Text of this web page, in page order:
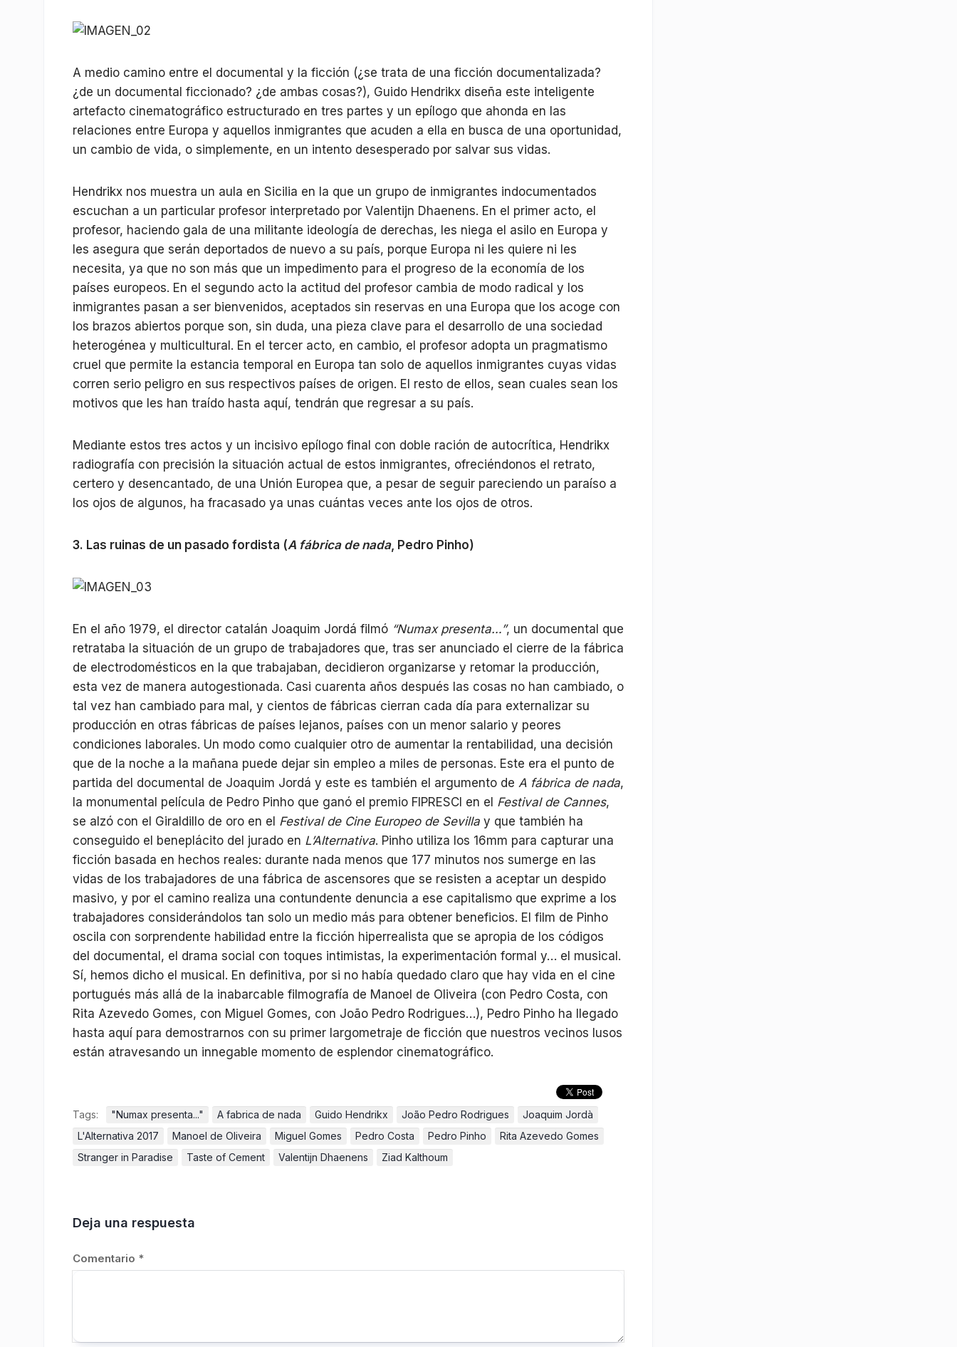
A medio camino entre el documental y la ficción (¿se trata de una ficción documentalizada?
¿de un documental ficcionado? ¿de ambas cosas?), Guido Hendrikx diseña este inteligente
artefacto cinematográfico estructurado en tres partes y un epílogo que ahonda en las
relaciones entre Europa y aquellos inmigrantes que acuden a ella en busca de una oportunidad,
un cambio de vida, o simplemente, en un intento desesperado por salvar sus vidas.
Hendrikx nos muestra un aula en Sicilia en la que un grupo de inmigrantes indocumentados
escuchan a un particular profesor interpretado por Valentijn Dhaenens. En el primer acto, el
profesor, haciendo gala de una militante ideología de derechas, les niega el asilo en Europa y
les asegura que serán deportados de nuevo a su país, porque Europa ni les quiere ni les
necesita, ya que no son más que un impedimento para el progreso de la economía de los
países europeos. En el segundo acto la actitud del profesor cambia de modo radical y los
inmigrantes pasan a ser bienvenidos, aceptados sin reservas en una Europa que los acoge con
los brazos abiertos porque son, sin duda, una pieza clave para el desarrollo de una sociedad
heterogénea y multicultural. En el tercer acto, en cambio, el profesor adopta un pragmatismo
cruel que permite la estancia temporal en Europa tan solo de aquellos inmigrantes cuyas vidas
corren serio peligro en sus respectivos países de origen. El resto de ellos, sean cuales sean los
motivos que les han traído hasta aquí, tendrán que regresar a su país.
Mediante estos tres actos y un incisivo epílogo final con doble ración de autocrítica, Hendrikx
radiografía con precisión la situación actual de estos inmigrantes, ofreciéndonos el retrato,
certero y desencantado, de una Unión Europea que, a pesar de seguir pareciendo un paraíso a
los ojos de algunos, ha fracasado ya unas cuántas veces ante los ojos de otros.
3. Las ruinas de un pasado fordista (A fábrica de nada, Pedro Pinho)
En el año 1979, el director catalán Joaquim Jordá filmó “Numax presenta…”, un documental que
retrataba la situación de un grupo de trabajadores que, tras ser anunciado el cierre de la fábrica
de electrodomésticos en la que trabajaban, decidieron organizarse y retomar la producción,
esta vez de manera autogestionada. Casi cuarenta años después las cosas no han cambiado, o
tal vez han cambiado para mal, y cientos de fábricas cierran cada día para externalizar su
producción en otras fábricas de países lejanos, países con un menor salario y peores
condiciones laborales. Un modo como cualquier otro de aumentar la rentabilidad, una decisión
que de la noche a la mañana puede dejar sin empleo a miles de personas. Este era el punto de
partida del documental de Joaquim Jordá y este es también el argumento de A fábrica de nada,
la monumental película de Pedro Pinho que ganó el premio FIPRESCI en el Festival de Cannes,
se alzó con el Giraldillo de oro en el Festival de Cine Europeo de Sevilla y que también ha
conseguido el beneplácito del jurado en L’Alternativa. Pinho utiliza los 16mm para capturar una
ficción basada en hechos reales: durante nada menos que 177 minutos nos sumerge en las
vidas de los trabajadores de una fábrica de ascensores que se resisten a aceptar un despido
masivo, y por el camino realiza una contundente denuncia a ese capitalismo que exprime a los
trabajadores considerándolos tan solo un medio más para obtener beneficios. El film de Pinho
oscila con sorprendente habilidad entre la ficción hiperrealista que se apropia de los códigos
del documental, el drama social con toques intimistas, la experimentación formal y… el musical.
Sí, hemos dicho el musical. En definitiva, por si no había quedado claro que hay vida en el cine
portugués más allá de la inabarcable filmografía de Manoel de Oliveira (con Pedro Costa, con
Rita Azevedo Gomes, con Miguel Gomes, con João Pedro Rodrigues…), Pedro Pinho ha llegado
hasta aquí para demostrarnos con su primer largometraje de ficción que nuestros vecinos lusos
están atravesando un innegable momento de esplendor cinematográfico.
Tags: "Numax presenta..." A fabrica de nada Guido Hendrikx João Pedro Rodrigues
Joaquim Jordà
L'Alternativa 2017
Manoel de Oliveira Miguel Gomes Pedro Costa Pedro Pinho
Rita Azevedo Gomes
Stranger in Paradise
Taste of Cement Valentijn Dhaenens Ziad Kalthoum
Deja una respuesta
Comentario *